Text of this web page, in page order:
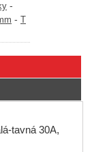
-
-
tavná 30A,